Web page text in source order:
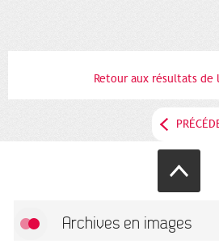
Retour aux résultats de
Archives en images